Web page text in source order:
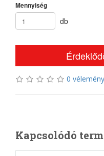
Mennyiség
db
0 vélemény
Kapcsolódó